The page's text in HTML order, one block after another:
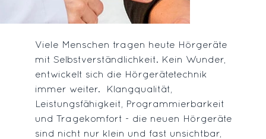
Viele Menschen tragen heute Hörgeräte
mit Selbstverständlichkeit. Kein Wunder,
entwickelt sich die Hörgerätetechnik
immer weiter. Klangqualität,
Leistungsfähigkeit, Programmierbarkeit
und Tragekomfort - die neuen Hörgeräte
sind nicht nur klein und fast unsichtbar,